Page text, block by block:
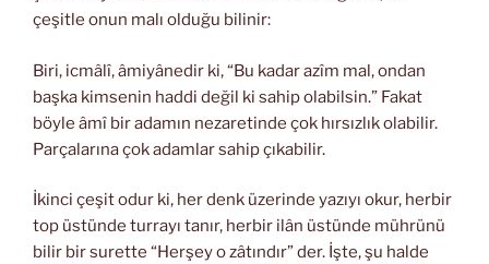
çeşitle onun malı olduğu bilinir:
Biri, icmâlî, âmiyânedir ki, “Bu kadar azîm mal, ondan
başka kimsenin haddi değil ki sahip olabilsin.” Fakat
böyle âmî bir adamın nezaretinde çok hırsızlık olabilir.
Parçalarına çok adamlar sahip çıkabilir.
İkinci çeşit odur ki, her denk üzerinde yazıyı okur, herbir
top üstünde turrayı tanır, herbir ilân üstünde mührünü
bilir bir surette “Herşey o zâtındır” der. İşte, şu halde